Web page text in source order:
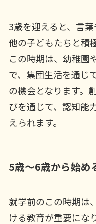
3歳を迎えると、言
他の子どもたちと積
この時期は、幼稚園
で、集団生活を通じ
の機会となります。
びを通じて、認知能
えられます。
5歳～6歳から始め
就学前のこの時期は
ける教育が重要にな